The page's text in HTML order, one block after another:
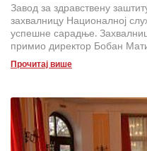
Завод за здравствену
захвалницу Националној
успешне сарадње.
примио директор Бобан
Прочитај више